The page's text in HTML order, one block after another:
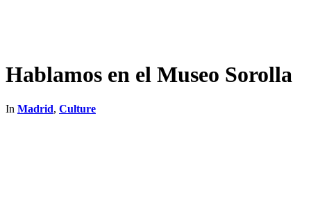
Hablamos en el Museo Sorolla
In Madrid, Culture